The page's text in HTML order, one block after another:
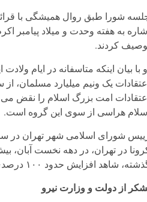
شورا طبق روال همیشگی با
اشاره به هفته وحدت و میلاد پیامبر
کردند.
او با بیان اینکه متاسفانه در ایام
اعتقادات یک ونیم میلیارد مسلمان،
اعتقادات امت بزرگ اسلام را نقض
اسلام هراسی از سوی این گروه است.
شورای اسلامی شهر تهران در
در تهران، در دهه نخست
شاهد افزایش حدود ۱۰۰ درصدی است.
از دولت و وزارت نیرو